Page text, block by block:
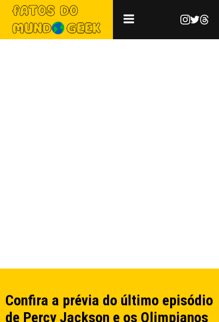
Confira a prévia do último episódio
de Percy Jackson e os Olimpianos